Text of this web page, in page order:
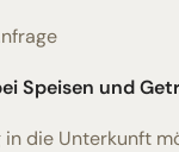
Speisen und
in die Unterkunft